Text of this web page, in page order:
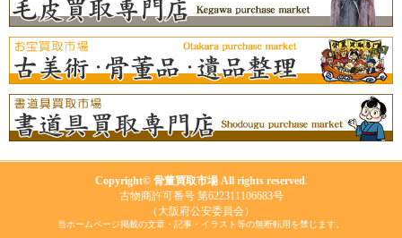
Copyright© 骨董買取市場 All rights reserved
古物商許可番号 第622311106683号
（大阪府公安委員会）
当ホームページ掲載の文章・記事・イラスト等の無断転用を禁じます。